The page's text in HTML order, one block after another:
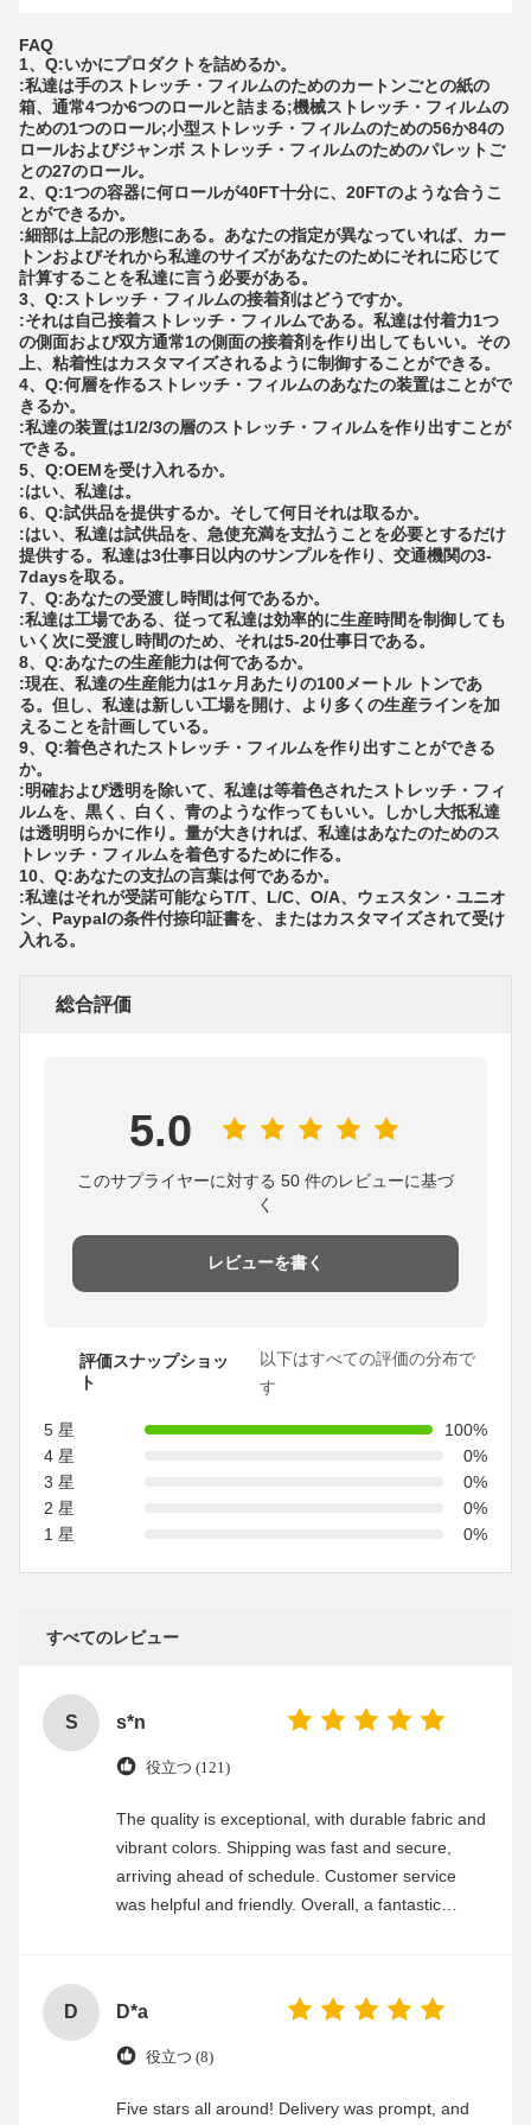
FAQ
1、Q:いかにプロダクトを詰めるか。
:私達は手のストレッチ・フィルムのためのカートンごとの紙の
箱、通常4つか6つのロールと詰まる;機械ストレッチ・フィルムの
ための1つのロール;小型ストレッチ・フィルムのための56か84の
ロールおよびジャンボ ストレッチ・フィルムのためのパレットご
との27のロール。
2、Q:1つの容器に何ロールが40FT十分に、20FTのような合うこ
とができるか。
:細部は上記の形態にある。あなたの指定が異なっていれば、カー
トンおよびそれから私達のサイズがあなたのためにそれに応じて
計算することを私達に言う必要がある。
3、Q:ストレッチ・フィルムの接着剤はどうですか。
:それは自己接着ストレッチ・フィルムである。私達は付着力1つ
の側面および双方通常1の側面の接着剤を作り出してもいい。その
上、粘着性はカスタマイズされるように制御することができる。
4、Q:何層を作るストレッチ・フィルムのあなたの装置はことがで
きるか。
:私達の装置は1/2/3の層のストレッチ・フィルムを作り出すことが
できる。
5、Q:OEMを受け入れるか。
:はい、私達は。
6、Q:試供品を提供するか。そして何日それは取るか。
:はい、私達は試供品を、急使充満を支払うことを必要とするだけ
提供する。私達は3仕事日以内のサンプルを作り、交通機関の3-
7daysを取る。
7、Q:あなたの受渡し時間は何であるか。
:私達は工場である、従って私達は効率的に生産時間を制御しても
いく次に受渡し時間のため、それは5-20仕事日である。
8、Q:あなたの生産能力は何であるか。
:現在、私達の生産能力は1ヶ月あたりの100メートル トンであ
る。但し、私達は新しい工場を開け、より多くの生産ラインを加
えることを計画している。
9、Q:着色されたストレッチ・フィルムを作り出すことができる
か。
:明確および透明を除いて、私達は等着色されたストレッチ・フィ
ルムを、黒く、白く、青のような作ってもいい。しかし大抵私達
は透明明らかに作り。量が大きければ、私達はあなたのためのス
トレッチ・フィルムを着色するために作る。
10、Q:あなたの支払の言葉は何であるか。
:私達はそれが受諾可能ならT/T、L/C、O/A、ウェスタン・ユニオ
ン、Paypalの条件付捺印証書を、またはカスタマイズされて受け
入れる。
総合評価
5.0
このサプライヤーに対する 50 件のレビューに基づ
く
レビューを書く
評価スナップショッ
ト
以下はすべての評価の分布で
す
5 星
100%
4 星
0%
3 星
0%
2 星
0%
1 星
0%
すべてのレビュー
S s*n
役立つ (121)
The quality is exceptional, with durable fabric and
vibrant colors. Shipping was fast and secure,
arriving ahead of schedule. Customer service
was helpful and friendly. Overall, a fantastic
D D*a
役立つ (8)
Five stars all around! Delivery was prompt, and